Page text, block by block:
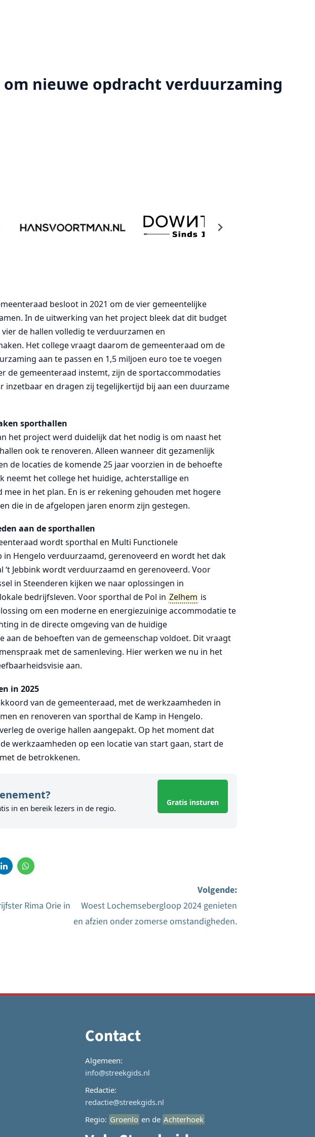
om nieuwe opdracht verduurzaming
besloot in 2021 om de vier gemeentelijke
In de uitwerking van het project bleek dat dit budget
de hallen volledig te verduurzamen en
Het college vraagt daarom de gemeenteraad om de
aan te passen en 1,5 miljoen euro toe te voegen
de gemeenteraad instemt, zijn de sportaccommodaties
inzetbaar en dragen zij tegelijkertijd bij aan een duurzame
sporthallen
het project werd duidelijk dat het nodig is om naast het
ook te renoveren. Alleen wanneer dit gezamenlijk
de locaties de komende 25 jaar voorzien in de behoefte
neemt het college het huidige, achterstallige en
in het plan. En is er rekening gehouden met hogere
die in de afgelopen jaren enorm zijn gestegen.
aan de sporthallen
wordt sporthal en Multi Functionele
in Hengelo verduurzaamd, gerenoveerd en wordt het dak
‘t Jebbink wordt verduurzaamd en gerenoveerd. Voor
in Steenderen kijken we naar oplossingen in
bedrijfsleven. Voor sporthal de Pol in Zelhem is
om een moderne en energiezuinige accommodatie te
in de directe omgeving van de huidige
aan de behoeften van de gemeenschap voldoet. Dit vraagt
met de samenleving. Hier werken we nu in het
aan.
in 2025
van de gemeenteraad, met de werkzaamheden in
en renoveren van sporthal de Kamp in Hengelo.
de overige hallen aangepakt. Op het moment dat
werkzaamheden op een locatie van start gaan, start de
de betrokkenen.
in en bereik lezers in de regio.
Gratis insturen
Rima Orie in
Volgende:
Woest Lochemsebergloop 2024 genieten
en afzien onder zomerse omstandigheden.
Contact
Algemeen:
info@streekgids.nl
Redactie:
redactie@streekgids.nl
Regio: Groenlo en de Achterhoek